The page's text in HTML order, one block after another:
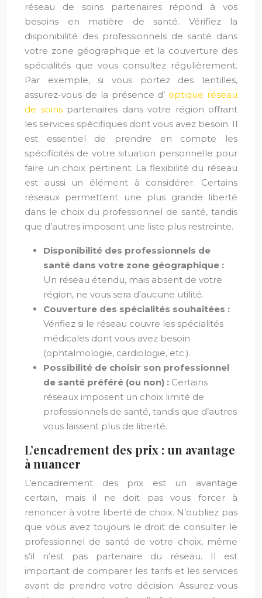
réseau de soins partenaires répond à vos
besoins en matière de santé. Vérifiez la
disponibilité des professionnels de santé dans
votre zone géographique et la couverture des
spécialités que vous consultez régulièrement.
Par exemple, si vous portez des lentilles,
assurez-vous de la présence d’ optique réseau
de soins partenaires dans votre région offrant
les services spécifiques dont vous avez besoin. Il
est essentiel de prendre en compte les
spécificités de votre situation personnelle pour
faire un choix pertinent. La flexibilité du réseau
est aussi un élément à considérer. Certains
réseaux permettent une plus grande liberté
dans le choix du professionnel de santé, tandis
que d’autres imposent une liste plus restreinte.
Disponibilité des professionnels de
santé dans votre zone géographique :
Un réseau étendu, mais absent de votre
région, ne vous sera d’aucune utilité.
Couverture des spécialités souhaitées :
Vérifiez si le réseau couvre les spécialités
médicales dont vous avez besoin
(ophtalmologie, cardiologie, etc.).
Possibilité de choisir son professionnel
de santé préféré (ou non) : Certains
réseaux imposent un choix limité de
professionnels de santé, tandis que d’autres
vous laissent plus de liberté.
L’encadrement des prix : un avantage
à nuancer
L’encadrement des prix est un avantage
certain, mais il ne doit pas vous forcer à
renoncer à votre liberté de choix. N’oubliez pas
que vous avez toujours le droit de consulter le
professionnel de santé de votre choix, même
s’il n’est pas partenaire du réseau. Il est
important de comparer les tarifs et les services
avant de prendre votre décision. Assurez-vous